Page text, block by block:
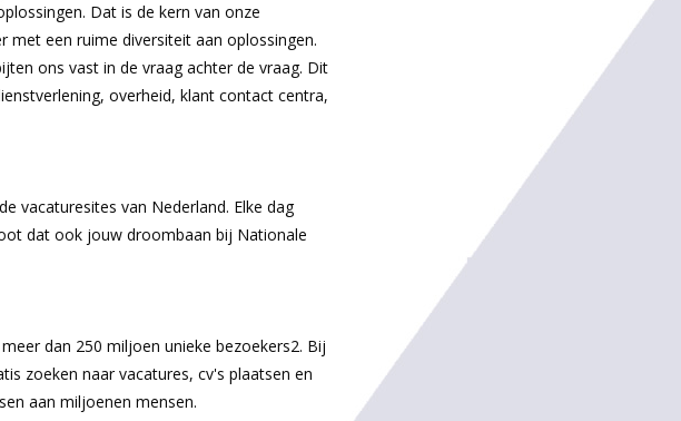
Dat is de kern van onze
met een ruime diversiteit aan oplossingen.
ons vast in de vraag achter de vraag. Dit
overheid, klant contact centra,
vacaturesites van Nederland. Elke dag
dat ook jouw droombaan bij Nationale
dan 250 miljoen unieke bezoekers2. Bij
zoeken naar vacatures, cv's plaatsen en
aan miljoenen mensen.